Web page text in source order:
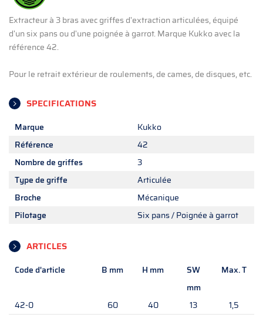
Extracteur à 3 bras avec griffes d'extraction articulées, équipé
d'un six pans ou d'une poignée à garrot. Marque Kukko avec la
référence 42.
Pour le retrait extérieur de roulements, de cames, de disques, etc.
SPECIFICATIONS
Marque
Kukko
Référence
42
Nombre de griffes
3
Type de griffe
Articulée
Broche
Mécanique
Pilotage
Six pans / Poignée à garrot
ARTICLES
Code d'article B mm H mm
SW
mm
Max. T
42-0 60 40 13
1,5